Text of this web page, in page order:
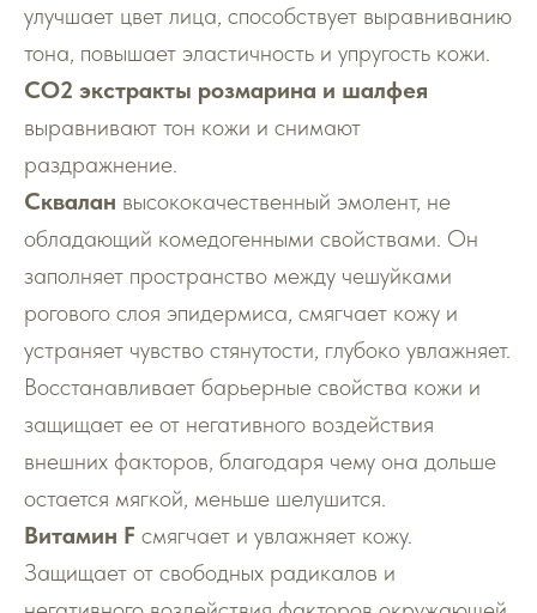
улучшает цвет лица, способствует выравниванию
тона, повышает эластичность и упругость кожи.
СО2 экстракты розмарина и шалфея
выравнивают тон кожи и снимают
раздражнение.
Сквалан высококачественный эмолент, не
обладающий комедогенными свойствами. Он
заполняет пространство между чешуйками
рогового слоя эпидермиса, смягчает кожу и
устраняет чувство стянутости, глубоко увлажняет.
Восстанавливает барьерные свойства кожи и
защищает ее от негативного воздействия
внешних факторов, благодаря чему она дольше
остается мягкой, меньше шелушится.
Витамин F смягчает и увлажняет кожу.
Защищает от свободных радикалов и